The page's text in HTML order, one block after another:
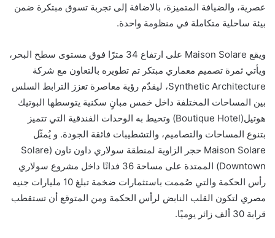
عصرية، والضيافة المتميزة، بالاضافة إلى تجربة تسوق مبتكرة ضمن
بيئة ساحلية متكاملة في منظومة واحدة.
ويقع Maison Solare على ارتفاع 34 مترًا فوق مستوى سطح البحر،
ويأتي ثمرة تصميم معماري مبتكر تم تطويره بالتعاون مع شركة
Synthetic Architecture، ليقدّم رؤية معاصرة تعزز الترابط السلس
بين المساحات المختلفة داخل خمس مبانٍ سكنية يتوسطها البوتيك
هوتيل(Boutique Hotel) وتحيط به الوحدات الفندقية التي تتميز
بتنوع المساحات والتصاميم، والتشطيبات فائقة الجودة. و يُمثّل
Maison Solare حجر الزاوية لمنطقة سولاري داون تاون (Solare
Downtown) الممتدة على مساحة 36 فدانًا داخل مشروع سولاري
رأس الحكمة والتي صُممت باستثمارات ضخمة تبلغ 10 مليارات جنيه
مصري لتكون القلب النابض لرأس الحكمة ومن المتوقع أن تستقطب
قرابة 30 ألف زائر يوميًا.